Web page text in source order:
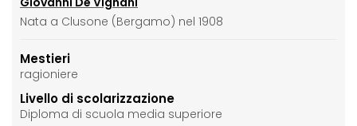
Nata a Clusone (Bergamo) nel 1908
Mestieri
ragioniere
Livello di scolarizzazione
Diploma di scuola media superiore